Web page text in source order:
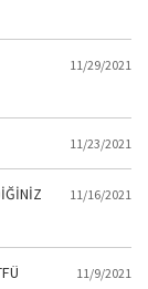
11/29/2021
11/23/2021
11/16/2021
11/9/2021